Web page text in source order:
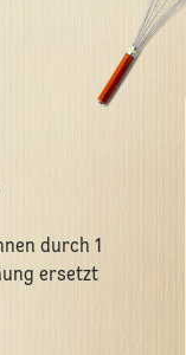
durch 1
ersetzt